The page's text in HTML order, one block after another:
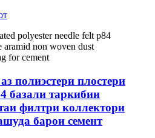
полиэстери плостери
базали таркибии
филтри коллектори
барои семент